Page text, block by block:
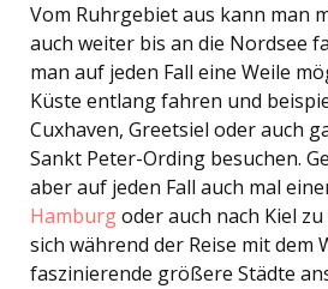
Vom Ruhrgebiet aus kann man
auch weiter bis an die Nordsee
man auf jeden Fall eine Weile
Küste entlang fahren und
Cuxhaven, Greetsiel oder auch
Sankt Peter-Ording besuchen.
aber auf jeden Fall auch mal
Hamburgoder auch nach Kiel
sich während der Reise mit dem
faszinierende größere Städte